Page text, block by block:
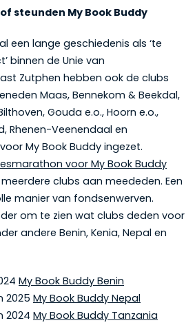
steunden My Book Buddy
een lange geschiedenis als ‘te
binnen de Unie van
Zutphen hebben ook de clubs
Maas, Bennekom & Beekdal,
Gouda e.o., Hoorn e.o.,
Rhenen-Veenendaal en
My Book Buddy ingezet.
voor My Book Buddy
clubs aan meededen. Een
manier van fondsenwerven.
om te zien wat clubs deden voor
andere Benin, Kenia, Nepal en
My Book Buddy Benin
2025 My Book Buddy Nepal
2024 My Book Buddy Tanzania